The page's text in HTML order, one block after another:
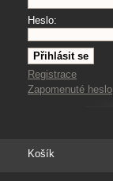
Heslo:
Registrace
Zapomenuté heslo
Košík